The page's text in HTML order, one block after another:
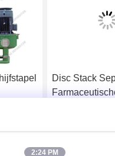
Disc Stack
Ga Nu
2:24 PM